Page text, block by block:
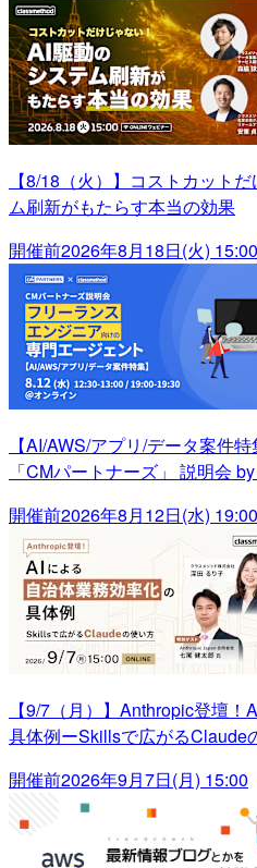
【8/18（火）】コストカット
ム刷新がもたらす本当の効果
開催前2026年8月18日(火) 15:00
【AI/AWS/アプリ/データ案件
「CMパートナーズ」 説明会
開催前2026年8月12日(水) 19:00
【9/7（月）】Anthropic登壇
具体例ーSkillsで広がるClaude
開催前2026年9月7日(月) 15:00